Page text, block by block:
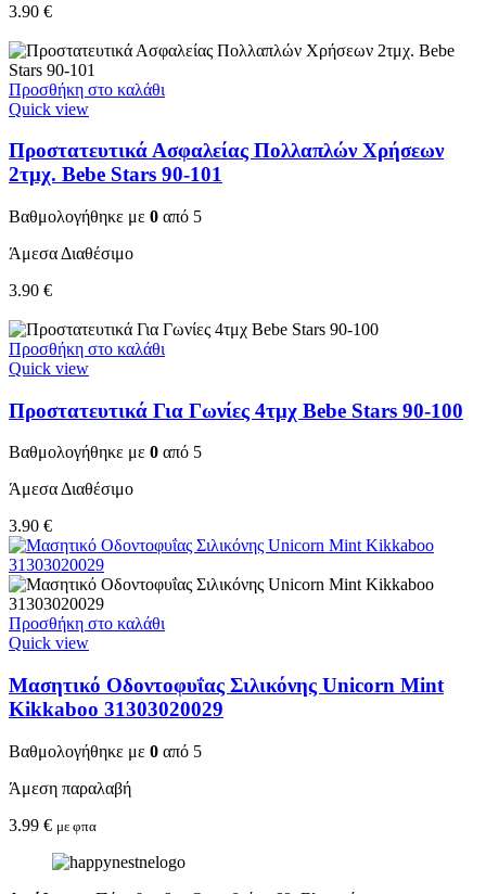
3.90 €
Προσθήκη στο καλάθι
Quick view
Προστατευτικά Ασφαλείας Πολλαπλών Χρήσεων
2τμχ. Bebe Stars 90-101
Βαθμολογήθηκε με 0 από 5
Άμεσα Διαθέσιμο
3.90 €
Προσθήκη στο καλάθι
Quick view
Προστατευτικά Για Γωνίες 4τμχ Bebe Stars 90-100
Βαθμολογήθηκε με 0 από 5
Άμεσα Διαθέσιμο
3.90 €
Προσθήκη στο καλάθι
Quick view
Μασητικό Οδοντοφυΐας Σιλικόνης Unicorn Mint
Kikkaboo 31303020029
Βαθμολογήθηκε με 0 από 5
Άμεση παραλαβή
3.99 € με φπα